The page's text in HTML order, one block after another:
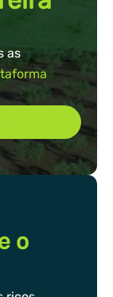
as
o